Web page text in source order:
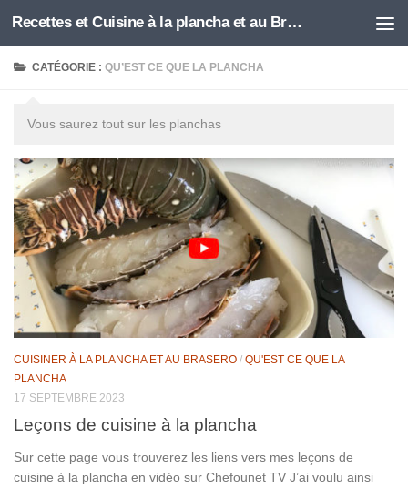
Skip to content Recettes et Cuisine à la plancha et au Brasero
CATÉGORIE :QU’EST CE QUE LA PLANCHA
Vous saurez tout sur les planchas
CUISINER À LA PLANCHA ET AU BRASERO / QU'EST CE QUE LA
PLANCHA
17 SEPTEMBRE 2023
Leçons de cuisine à la plancha
Sur cette page vous trouverez les liens vers mes leçons de
cuisine à la plancha en vidéo sur Chefounet TV J’ai voulu ainsi